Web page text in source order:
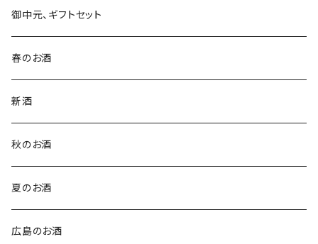
御中元、ギフトセット
春のお酒
新酒
秋のお酒
夏のお酒
広島のお酒